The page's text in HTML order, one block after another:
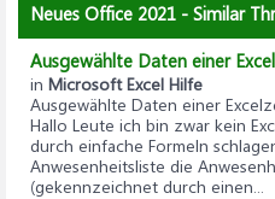
Neues Office 2021 - Similar
Ausgewählte Daten einer
in Microsoft Excel Hilfe
Ausgewählte Daten einer
Hallo Leute ich bin zwar kein
durch einfache Formeln
Anwesenheitsliste die
(gekennzeichnet durch einen...